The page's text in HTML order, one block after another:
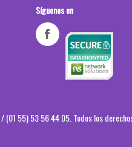
Síguenos en
/ (01 55) 53 56 44 05 Todos los